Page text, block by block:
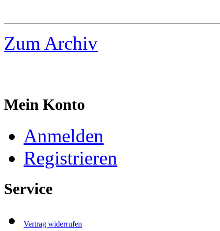
Zum Archiv
Mein Konto
Anmelden
Registrieren
Service
Vertrag widerrufen